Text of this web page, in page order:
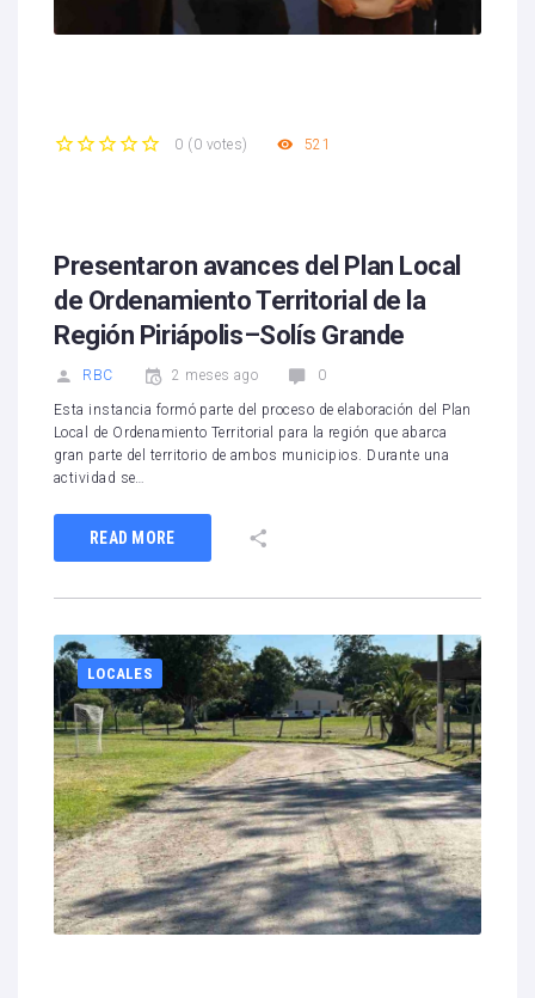
0 ( 0 votes) 521
Presentaron avances del Plan Local
de Ordenamiento Territorial de la
Región Piriápolis–Solís Grande
RBC 2 meses ago 0
Esta instancia formó parte del proceso de elaboración del Plan
Local de Ordenamiento Territorial para la región que abarca
gran parte del territorio de ambos municipios. Durante una
actividad se…
READ MORE
LOCALES